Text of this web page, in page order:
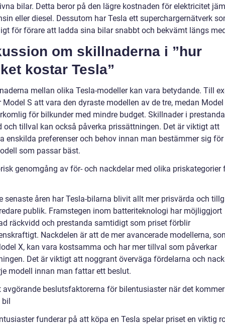
bilar. Detta beror på den lägre kostnaden för elektricitet
eller diesel. Dessutom har Tesla ett superchargernätverk
för förare att ladda sina bilar snabbt och bekvämt längs
om skillnaderna i ”hur
kostar Tesla”
mellan olika Tesla-modeller kan vara betydande. Till
Model S att vara den dyraste modellen av de tre, medan
för bilkunder med mindre budget. Skillnader i
och tillval kan också påverka prissättningen. Det är viktigt att
enskilda preferenser och behov innan man bestämmer sig
som passar bäst.
genomgång av för- och nackdelar med olika priskategorier
senaste åren har Tesla-bilarna blivit allt mer prisvärda och
publik. Framstegen inom batteriteknologi har möjliggjort
räckvidd och prestanda samtidigt som priset förblir
Nackdelen är att de mer avancerade modellerna,
X, kan vara kostsamma och har mer tillval som påverkar
Det är viktigt att noggrant överväga fördelarna och
modell innan man fattar ett beslut.
avgörande beslutsfaktorerna för bilentusiaster när det
bil
funderar på att köpa en Tesla spelar priset en viktig